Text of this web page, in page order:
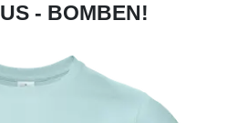
- BOMBEN!